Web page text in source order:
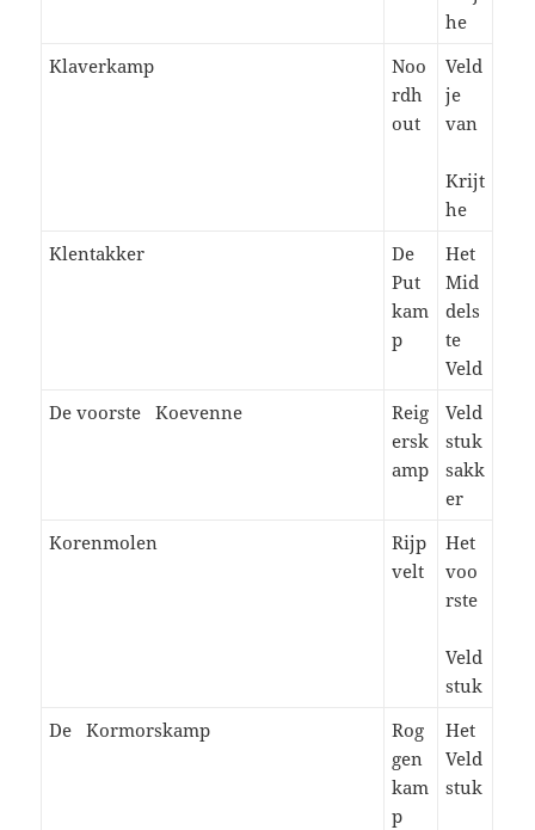
he
Klaverkamp
Noo
rdh
out
Veld
je
van
Krijt
he
Klentakker
De
Put
kam
p
Het
Mid
dels
te
Veld
De voorste Koevenne
Reig
ersk
amp
Veld
stuk
sakk
er
Korenmolen
Rijp
velt
Het
voo
rste
Veld
stuk
De Kormorskamp
Rog
gen
kam
p
Het
Veld
stuk